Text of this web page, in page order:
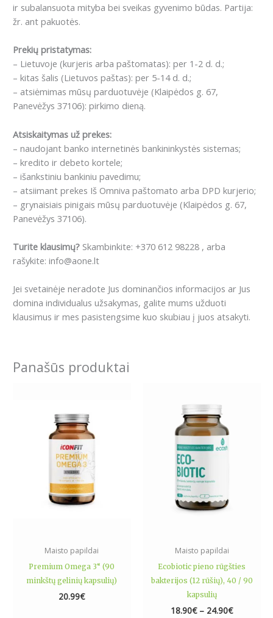
ir subalansuota mityba bei sveikas gyvenimo būdas. Partija:
žr. ant pakuotės.
Prekių pristatymas:
– Lietuvoje (kurjeris arba paštomatas): per 1-2 d. d.;
– kitas šalis (Lietuvos paštas): per 5-14 d. d.;
– atsiėmimas mūsų parduotuvėje (Klaipėdos g. 67,
Panevėžys 37106): pirkimo dieną.
Atsiskaitymas už prekes:
– naudojant banko internetinės bankininkystės sistemas;
– kredito ir debeto kortele;
– išankstiniu bankiniu pavedimu;
– atsiimant prekes Iš Omniva paštomato arba DPD kurjerio;
– grynaisiais pinigais mūsų parduotuvėje (Klaipėdos g. 67,
Panevėžys 37106).
Turite klausimų? Skambinkite: +370 612 98228 , arba
rašykite: info@aone.lt
Jei svetainėje neradote Jus dominančios informacijos ar Jus
domina individualus užsakymas, galite mums užduoti
klausimus ir mes pasistengsime kuo skubiau į juos atsakyti.
Panašūs produktai
Maisto papildai
Premium Omega 3“ (90
minkštų gelinių kapsulių)
20.99€
Maisto papildai
Ecobiotic pieno rūgšties
bakterijos (12 rūšių), 40 / 90
kapsulių
18.90€ – 24.90€
product
has
multiple
variants.
options
may
be
chosen
product
page